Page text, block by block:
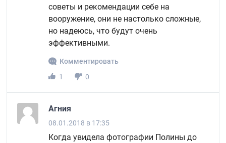
советы и рекомендации себе на
вооружение, они не настолько сложные,
но надеюсь, что будут очень
эффективными.
Комментировать
1
0
Агния
08.01.2018 в 17:35
Когда увидела фотографии Полины до